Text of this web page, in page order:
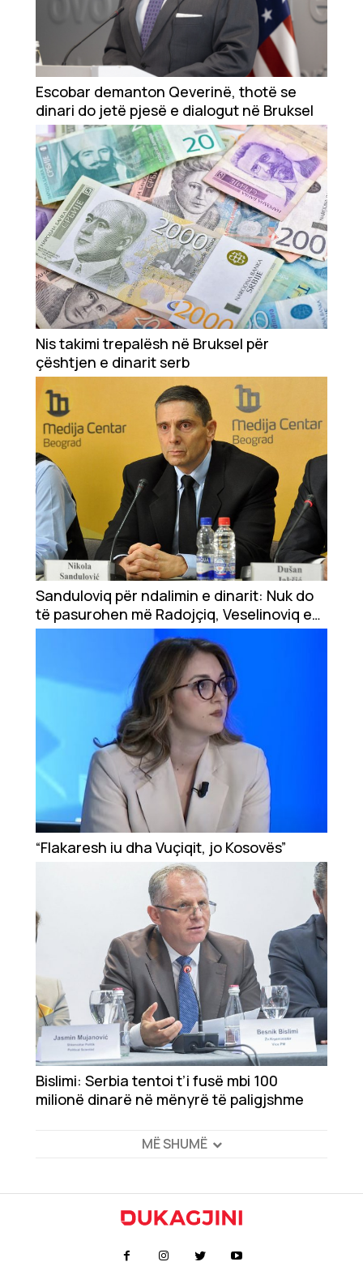
Escobar demanton Qeverinë, thotë se
dinari do jetë pjesë e dialogut në Bruksel
Nis takimi trepalësh në Bruksel për
çështjen e dinarit serb
Sanduloviq për ndalimin e dinarit: Nuk do
të pasurohen më Radojçiq, Veselinoviq e
kriminelë të tjerë
“Flakaresh iu dha Vuçiqit, jo Kosovës”
Bislimi: Serbia tentoi t’i fusë mbi 100
milionë dinarë në mënyrë të paligjshme
MË SHUMË